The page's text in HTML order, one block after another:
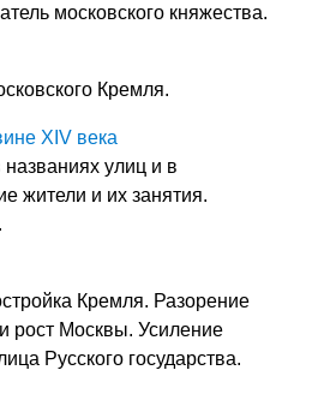
московского княжества.
Кремля.
XIV века
улиц и в
жители и их занятия.
Кремля. Разорение
рост Москвы. Усиление
Русского государства.